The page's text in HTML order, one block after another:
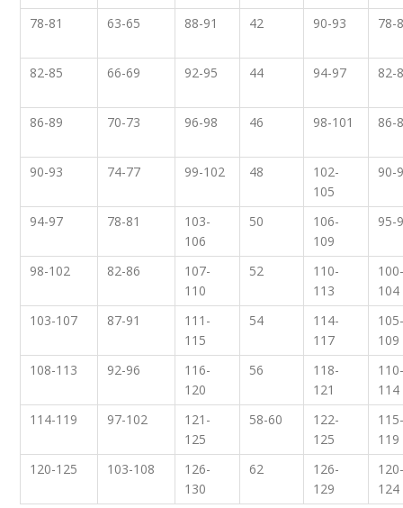
78-81 63-65 88-91 42 90-93 78-
82-85 66-69 92-95 44 94-97 82-
86-89 70-73 96-98 46 98-101 86-
90-93 74-77 99-102 48
102-
105
90-
94-97 78-81
103-
106
50
106-
109
95-
98-102 82-86
107-
110
52
110-
113
104
103-107
87-91
111-
115
54
114-
117
109
108-113
92-96
116-
120
56
118-
121
114
114-119
97-102
121-
125
58-60
122-
125
119
120-125
103-108
126-
130
62
126-
129
124